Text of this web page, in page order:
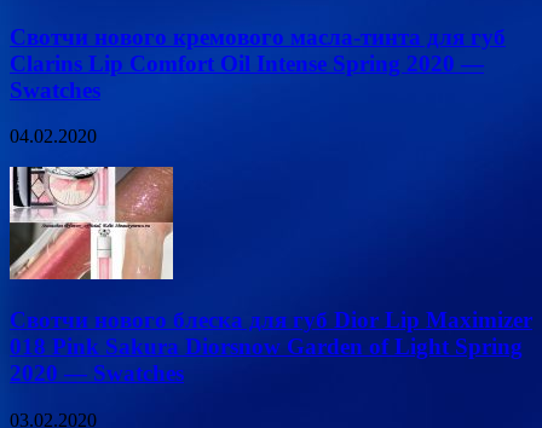
Свотчи нового кремового масла-тинта для губ
Clarins Lip Сomfort Oil Intense Spring 2020 —
Swatches
04.02.2020
Свотчи нового блеска для губ Dior Lip Maximizer
018 Pink Sakura Diorsnow Garden of Light Spring
2020 — Swatches
03.02.2020